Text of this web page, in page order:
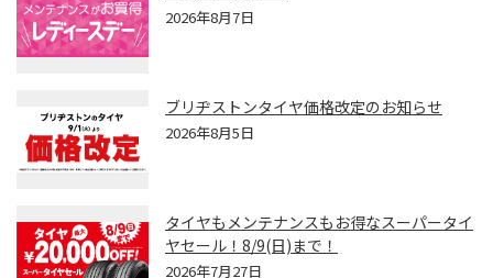
2026年8月7日
ブリヂストンタイヤ価格改定のお知らせ
2026年8月5日
タイヤもメンテナンスもお得なスーパータイ
ヤセール！8/9(日)まで！
2026年7月27日